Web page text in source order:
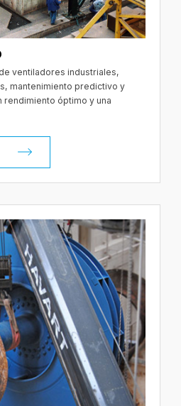
ventiladores industriales,
mantenimiento predictivo y
rendimiento óptimo y una